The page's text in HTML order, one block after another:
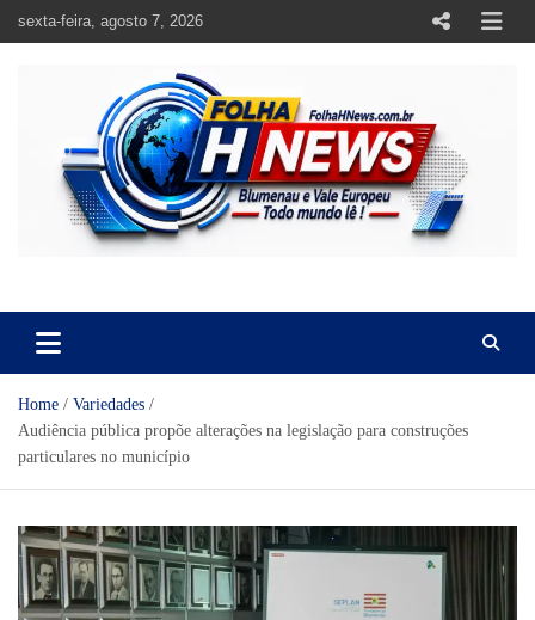
sexta-feira, agosto 7, 2026
Home
Variedades
Audiência pública propõe alterações na legislação para construções
particulares no município